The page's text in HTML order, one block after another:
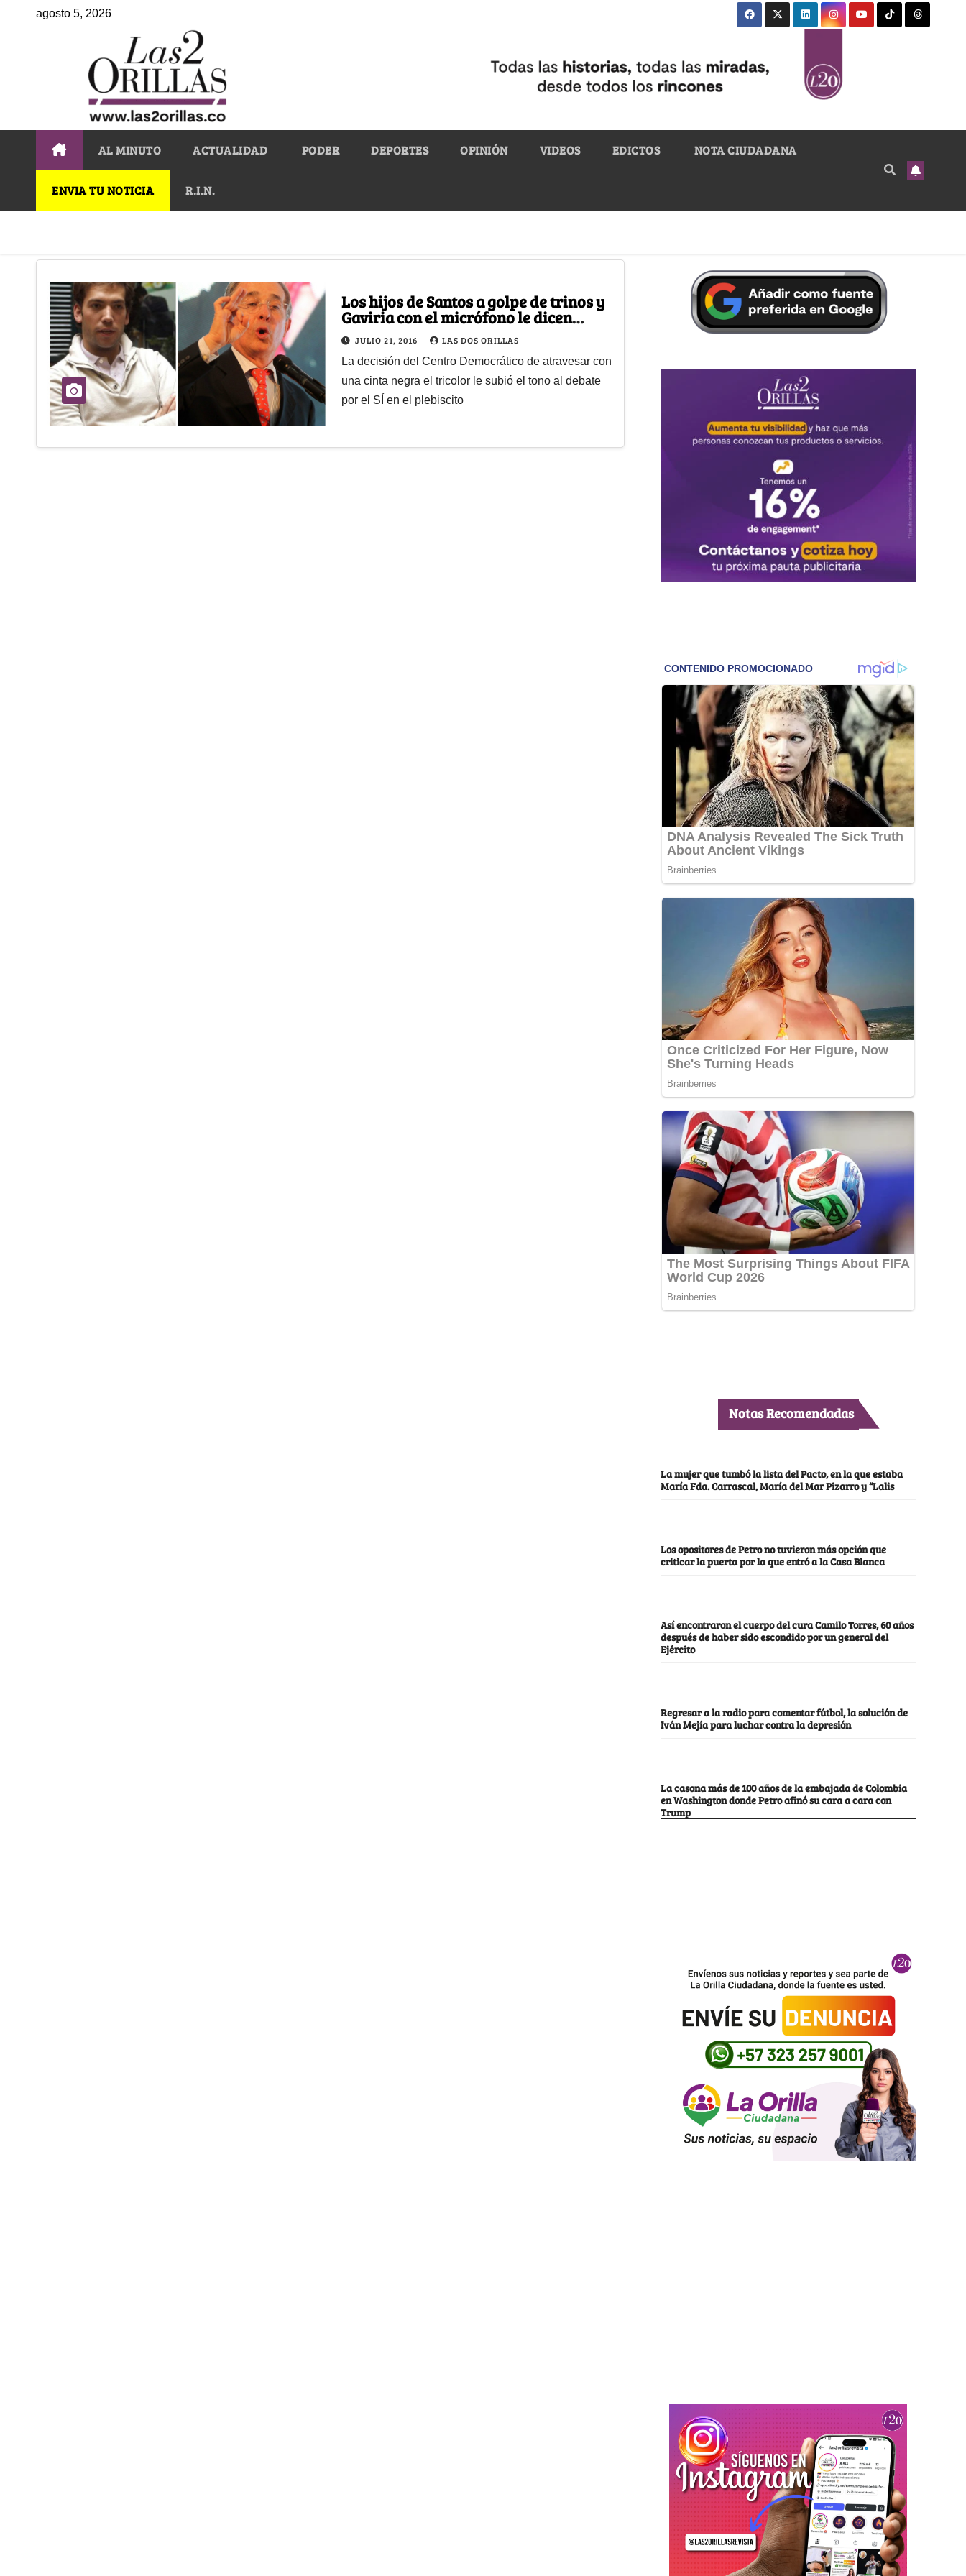
agosto 5, 2026
AL MINUTO ACTUALIDAD PODER DEPORTES OPINIÓN VIDEOS EDICTOS NOTA CIUDADANA
ENVIA TU NOTICIA R.I.N.
Los hijos de Santos a golpe de trinos y
Gaviria con el micrófono le dicen
fascista a Uribe
JULIO 21, 2016 LAS DOS ORILLAS
La decisión del Centro Democrático de atravesar con
una cinta negra el tricolor le subió el tono al debate
por el SÍ en el plebiscito
Notas Recomendadas
La mujer que tumbó la lista del Pacto, en la que estaba
María Fda. Carrascal, María del Mar Pizarro y “Lalis
Los opositores de Petro no tuvieron más opción que
criticar la puerta por la que entró a la Casa Blanca
Así encontraron el cuerpo del cura Camilo Torres, 60 años
después de haber sido escondido por un general del
Ejército
Regresar a la radio para comentar fútbol, la solución de
Iván Mejía para luchar contra la depresión
La casona más de 100 años de la embajada de Colombia
en Washington donde Petro afinó su cara a cara con
Trump